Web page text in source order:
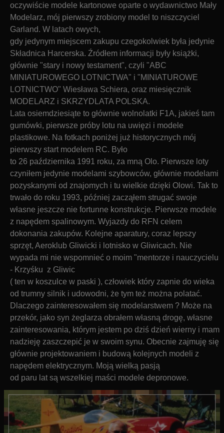
oczywiście modele kartonowe oparte o wydawnictwo Mały
Modelarz, mój pierwszy zrobiony model to niszczyciel
Garland. W latach owych,
gdy jedynym miejscem zakupu czegokolwiek była jedynie
Składnica Harcerska. Źródłem informacji były książki,
głównie "stary i nowy testament", czyli "ABC
MINIATUROWEGO LOTNICTWA" i "MINIATUROWE
LOTNICTWO" Wiesława Schiera, oraz miesięcznik
MODELARZ i SKRZYDLATA POLSKA.
Lata osiemdziesiąte to głównie wolnolatki F1A, jakieś tam
gumówki, pierwsze próby lotu na uwięzi i modele
plastikowe. Na fotkach poniżej już historycznych mój
pierwszy start modelem RC. Było
to 26 października 1991 roku, za mną Olo. Pierwsze loty
czyniłem jedynie modelami szybowców, głównie modelami
pozyskanymi od znajomych i tu wielkie dzięki Olowi. Tak to
trwało do roku 1993, później zacząłem strugać swoje
własne jeszcze nie fortunne konstrukcje. Pierwsze modele
z napędem spalinowym. Wyjazdy do RFN celem
dokonania zakupów. Kolejne aparatury, coraz lepszy
sprzęt, Aeroklub Gliwicki i lotnisko w Gliwicach. Nie
wypada mi nie wspomnieć o moim "mentorze i nauczycielu
- Krzyśku z Gliwic
( ten w koszulce w paski ), człowiek który zapnie do wieka
od trumny silnik i udowodni, że tym też można polatać.
Dlaczego zainteresowałem się modelarstwem ? Może na
przekór, jako syn żeglarza obrałem własną drogę, własne
zainteresowania, którym jestem po dziś dzień wierny i mam
nadzieję zaszczepić je w swoim synu. Obecnie zajmuję się
głównie projektowaniem i budową kolejnych modeli z
napędem elektrycznym. Moją wielką pasją
od paru lat są wszelkiej maści modele depronowe.